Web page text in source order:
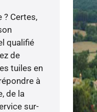
Certes,
qualifié
de
tuiles en
à
de la
sur-